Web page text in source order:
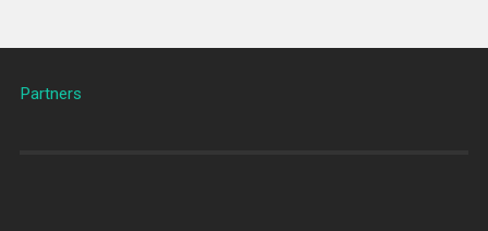
Partners